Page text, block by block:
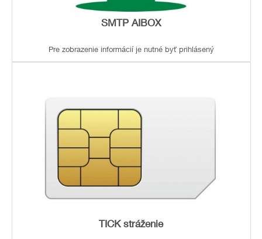
SMTP AIBOX
Pre zobrazenie informácií je nutné byť prihlásený
TICK stráženie